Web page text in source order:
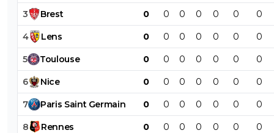
3 Brest 0 0 0 0 0 0 0
4 Lens 0 0 0 0 0 0 0
5 Toulouse 0 0 0 0 0 0 0
6 Nice 0 0 0 0 0 0 0
7 Paris Saint Germain 0 0 0 0 0 0 0
8 Rennes 0 0 0 0 0 0 0